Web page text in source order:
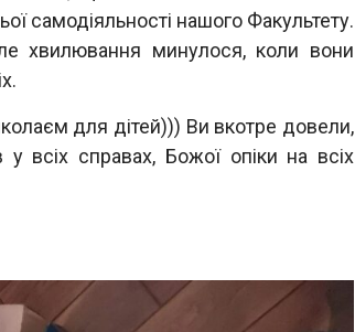
самодіяльності нашого Факультету.
хвилювання минулося, коли вони
для дітей))) Ви вкотре довели,
всіх справах, Божої опіки на всіх